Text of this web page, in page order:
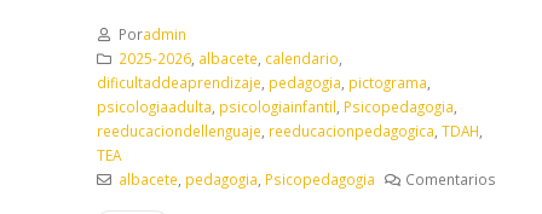
Poradmin
2025-2026, albacete calendario
dificultaddeaprendizaje pedagogia pictograma
psicologiaadulta psicologiainfantil Psicopedagogia
reeducaciondellenguaje reeducacionpedagogica TDAH
TEA
albacete pedagogia Psicopedagogia Comentarios